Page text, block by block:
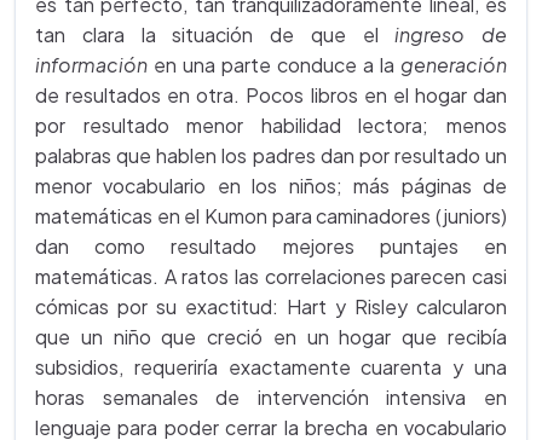
tan clara la situación de que elingreso de
información en una parte conduce a la generación
de resultados en otra. Pocos libros en el hogar dan
por resultado menor habilidad lectora; menos
palabras que hablen los padres dan por resultado un
menor vocabulario en los niños; más páginas de
matemáticas en el Kumon para caminadores (juniors)
dan como resultado mejores puntajes en
matemáticas. A ratos las correlaciones parecen casi
cómicas por su exactitud: Hart y Risley calcularon
que un niño que creció en un hogar que recibía
subsidios, requeriría exactamente cuarenta y una
horas semanales de intervención intensiva en
lenguaje para poder cerrar la brecha en vocabulario